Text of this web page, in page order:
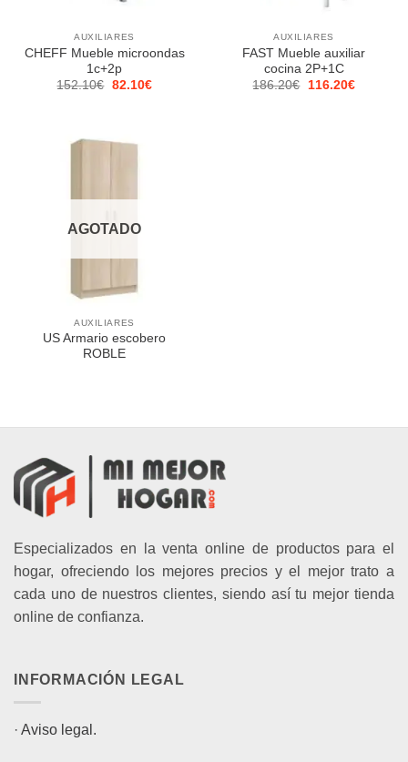
AUXILIARES
CHEFF Mueble microondas
1c+2p
152.10€ El
82.10€El
AUXILIARES
FAST Mueble auxiliar
cocina 2P+1C
186.20€
El
116.20€El
AGOTADO
AUXILIARES
US Armario escobero
ROBLE
Especializados en la venta online de productos para el
hogar, ofreciendo los mejores precios y el mejor trato a
cada uno de nuestros clientes, siendo así tu mejor tienda
online de confianza.
INFORMACIÓN LEGAL
· Aviso legal.